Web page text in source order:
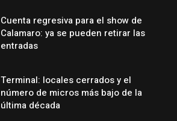
Cuenta regresiva para el show de
Calamaro: ya se pueden retirar las
entradas
Terminal: locales cerrados y el
número de micros más bajo de la
última década